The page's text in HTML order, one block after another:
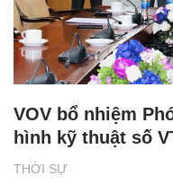
THỜI SỰ
VOV bổ nhiệm
hình kỹ thuật số